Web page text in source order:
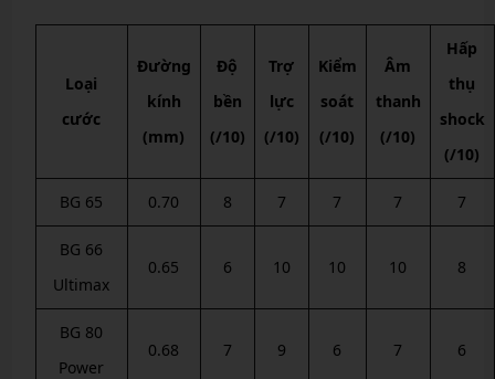
Loại
cước
Đường
kính
(mm)
Độ
bền
(/10)
Trợ
lực
(/10)
Kiểm
soát
(/10)
Âm
thanh
(/10)
Hấp
thụ
shock
(/10)
BG 65 0.70 8 7 7 7 7
BG 66
Ultimax
0.65 6 10 10 10 8
BG 80
Power
0.68 7 9 6 7 6